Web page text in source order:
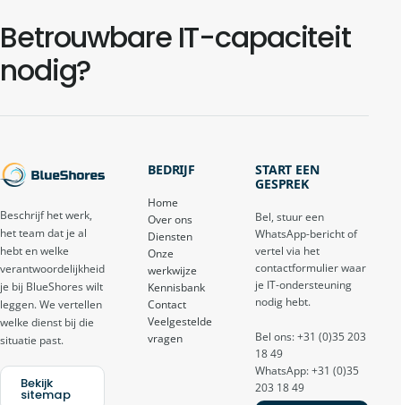
Betrouwbare IT-capaciteit
nodig?
Beschrijf het werk,
het team dat je al
hebt en welke
verantwoordelijkheid
je bij BlueShores wilt
leggen. We vertellen
welke dienst bij die
situatie past.
Bekijk
sitemap
BEDRIJF
Home
Over ons
Diensten
Onze
werkwijze
Kennisbank
Contact
Veelgestelde
vragen
START EEN
GESPREK
Bel, stuur een
WhatsApp-bericht of
vertel via het
contactformulier waar
je IT-ondersteuning
nodig hebt.
Bel ons: +31 (0)35 203
18 49
WhatsApp: +31 (0)35
203 18 49